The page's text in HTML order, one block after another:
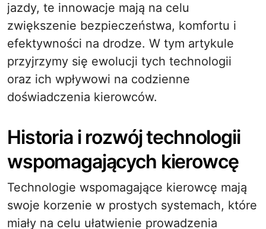
jazdy, te innowacje mają na celu
zwiększenie bezpieczeństwa, komfortu i
efektywności na drodze. W tym artykule
przyjrzymy się ewolucji tych technologii
oraz ich wpływowi na codzienne
doświadczenia kierowców.
Historia i rozwój technologii
wspomagających kierowcę
Technologie wspomagające kierowcę mają
swoje korzenie w prostych systemach, które
miały na celu ułatwienie prowadzenia